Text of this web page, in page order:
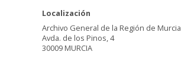
Localización
Archivo General de la Región de Murcia
Avda. de los Pinos, 4
30009 MURCIA